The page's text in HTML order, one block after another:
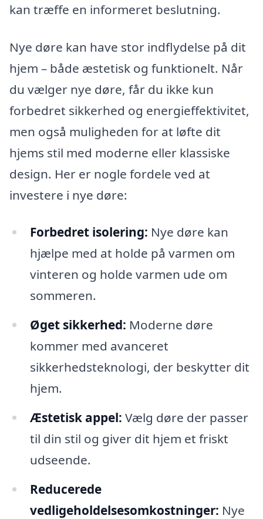
kan træffe en informeret beslutning.
Nye døre kan have stor indflydelse på dit
hjem – både æstetisk og funktionelt. Når
du vælger nye døre, får du ikke kun
forbedret sikkerhed og energieffektivitet,
men også muligheden for at løfte dit
hjems stil med moderne eller klassiske
design. Her er nogle fordele ved at
investere i nye døre:
Forbedret isolering: Nye døre kan
hjælpe med at holde på varmen om
vinteren og holde varmen ude om
sommeren.
Øget sikkerhed: Moderne døre
kommer med avanceret
sikkerhedsteknologi, der beskytter dit
hjem.
Æstetisk appel: Vælg døre der passer
til din stil og giver dit hjem et friskt
udseende.
Reducerede
vedligeholdelsesomkostninger: Nye